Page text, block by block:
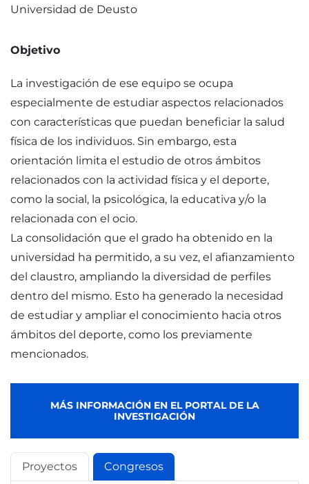
Universidad de Deusto
Objetivo
La investigación de ese equipo se ocupa
especialmente de estudiar aspectos relacionados
con características que puedan beneficiar la salud
física de los individuos. Sin embargo, esta
orientación limita el estudio de otros ámbitos
relacionados con la actividad física y el deporte,
como la social, la psicológica, la educativa y/o la
relacionada con el ocio.
La consolidación que el grado ha obtenido en la
universidad ha permitido, a su vez, el afianzamiento
del claustro, ampliando la diversidad de perfiles
dentro del mismo. Esto ha generado la necesidad
de estudiar y ampliar el conocimiento hacia otros
ámbitos del deporte, como los previamente
mencionados.
MÁS INFORMACIÓN EN EL PORTAL DE LA
INVESTIGACIÓN
Proyectos Congresos